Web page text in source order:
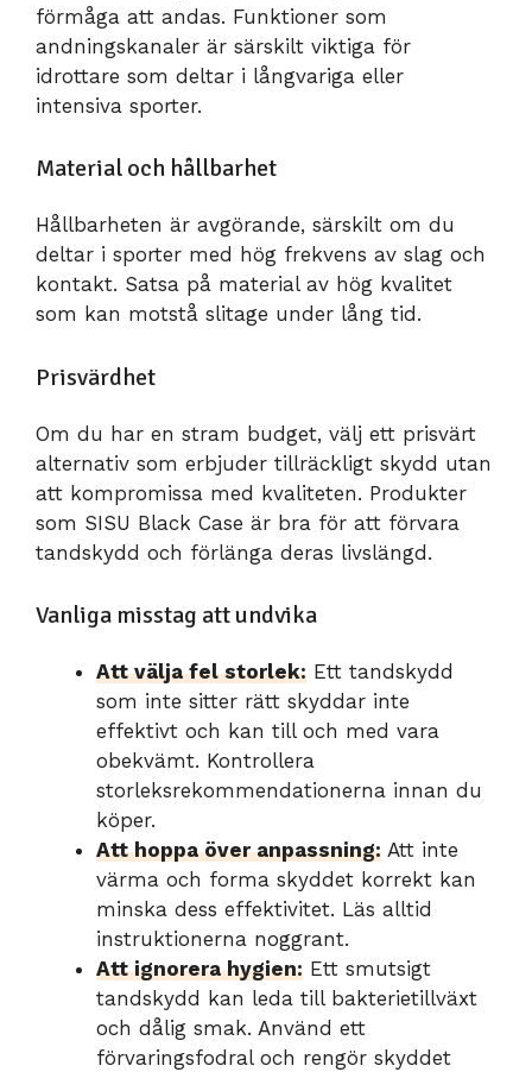
förmåga att andas. Funktioner som
andningskanaler är särskilt viktiga för
idrottare som deltar i långvariga eller
intensiva sporter.
Material och hållbarhet
Hållbarheten är avgörande, särskilt om du
deltar i sporter med hög frekvens av slag och
kontakt. Satsa på material av hög kvalitet
som kan motstå slitage under lång tid.
Prisvärdhet
Om du har en stram budget, välj ett prisvärt
alternativ som erbjuder tillräckligt skydd utan
att kompromissa med kvaliteten. Produkter
som SISU Black Case är bra för att förvara
tandskydd och förlänga deras livslängd.
Vanliga misstag att undvika
Att välja fel storlek: Ett tandskydd
som inte sitter rätt skyddar inte
effektivt och kan till och med vara
obekvämt. Kontrollera
storleksrekommendationerna innan du
köper.
Att hoppa över anpassning: Att inte
värma och forma skyddet korrekt kan
minska dess effektivitet. Läs alltid
instruktionerna noggrant.
Att ignorera hygien: Ett smutsigt
tandskydd kan leda till bakterietillväxt
och dålig smak. Använd ett
förvaringsfodral och rengör skyddet